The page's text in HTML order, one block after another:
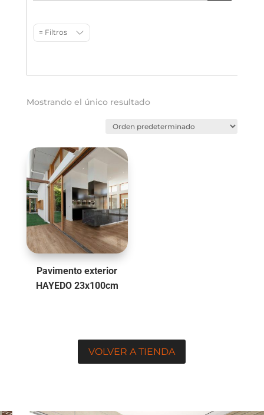
= Filtros
Mostrando el único resultado
Pavimento exterior
HAYEDO 23x100cm
VOLVER A TIENDA